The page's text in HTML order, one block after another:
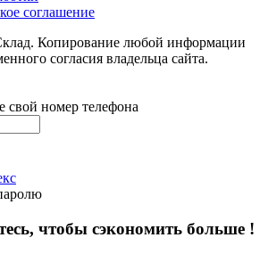
соглашение
Копирование любой информации
согласия владельца сайта.
свой номер телефона
чтобы сэкономить больше !